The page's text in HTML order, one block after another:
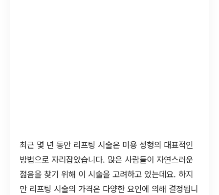
최근 몇 년 동안 리프팅 시술은 미용 성형의 대표적인
방법으로 자리잡았습니다. 많은 사람들이 자연스러운
젊음을 찾기 위해 이 시술을 고려하고 있는데요. 하지
만 리프팅 시술의 가격은 다양한 요인에 의해 결정됩니